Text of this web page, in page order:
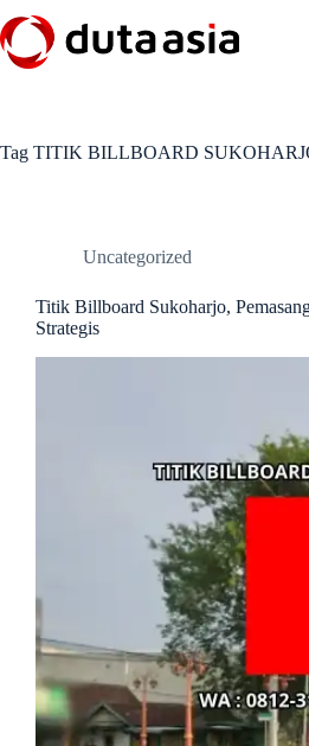
to
content
Tag TITIK BILLBOARD
Uncategorized
Titik Billboard Sukoharjo,
Strategis